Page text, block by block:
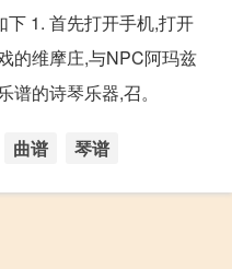
1. 首先打开手机,打开
的维摩庄,与NPC阿玛兹
的诗琴乐器,召。
曲谱 琴谱